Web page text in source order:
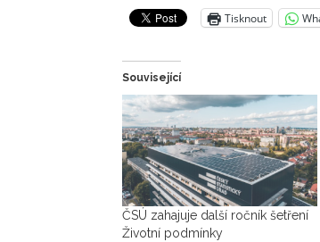
Tisknout
Související
ČSÚ zahajuje další ročník šetření
Životní podmínky